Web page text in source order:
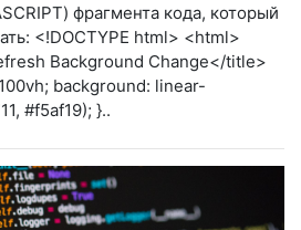
фрагмента кода, который
<!DOCTYPE html> <html>
Background Change</title>
background: linear-
#f5af19); }..